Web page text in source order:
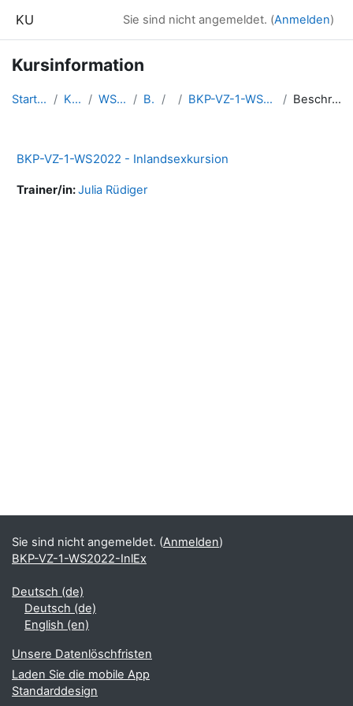
KU Sie sind nicht angemeldet. (Anmelden)
Kursinformation
Startseite Kurse WS2022 BKP 1 BKP-VZ-1-WS2022-InlEx Beschreibung
BKP-VZ-1-WS2022 - Inlandsexkursion
Trainer/in:Julia Rüdiger
Sie sind nicht angemeldet. (Anmelden)
BKP-VZ-1-WS2022-InlEx
Deutsch ‎(de)‎
Deutsch ‎(de)‎
English ‎(en)‎
Unsere Datenlöschfristen
Laden Sie die mobile App
Standarddesign